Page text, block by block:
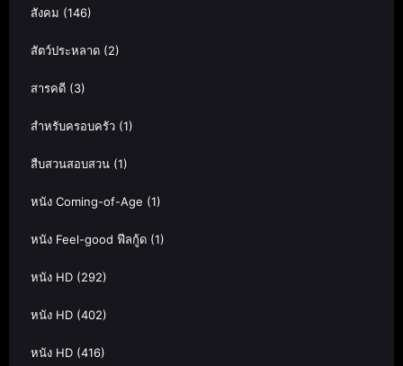
สังคม (146)
สัตว์ประหลาด (2)
สารคดี (3)
สำหรับครอบครัว (1)
สืบสวนสอบสวน (1)
หนัง Coming-of-Age (1)
หนัง Feel-good ฟีลกู้ด (1)
หนัง HD (292)
หนัง HD (402)
หนัง HD (416)